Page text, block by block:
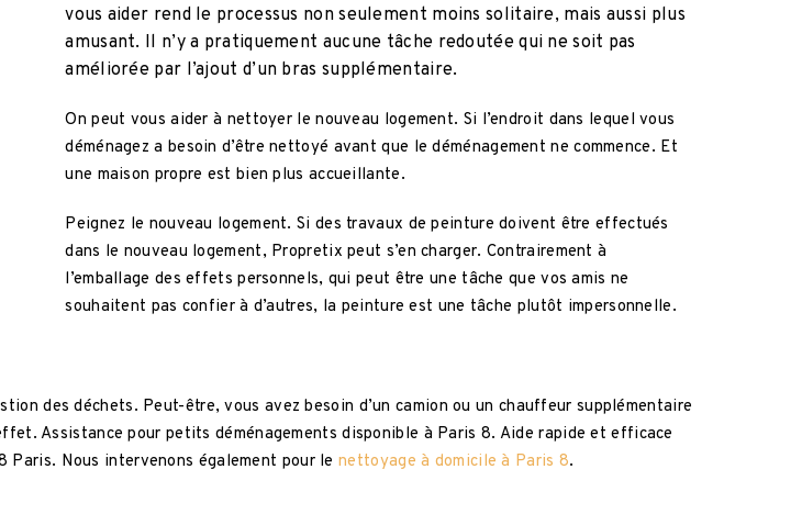
vous aider rend le processus non seulement moins solitaire, mais aussi plus
amusant. Il n’y a pratiquement aucune tâche redoutée qui ne soit pas
améliorée par l’ajout d’un bras supplémentaire.
On peut vous aider à nettoyer le nouveau logement. Si l’endroit dans lequel vous
déménagez a besoin d’être nettoyé avant que le déménagement ne commence. Et
une maison propre est bien plus accueillante.
Peignez le nouveau logement. Si des travaux de peinture doivent être effectués
dans le nouveau logement, Propretix peut s’en charger. Contrairement à
l’emballage des effets personnels, qui peut être une tâche que vos amis ne
souhaitent pas confier à d’autres, la peinture est une tâche plutôt impersonnelle.
des déchets. Peut-être, vous avez besoin d’un camion ou un chauffeur supplémentaire
Assistance pour petits déménagements disponible à Paris 8. Aide rapide et efficace
Paris. Nous intervenons également pour lenettoyage à domicile à Paris 8.